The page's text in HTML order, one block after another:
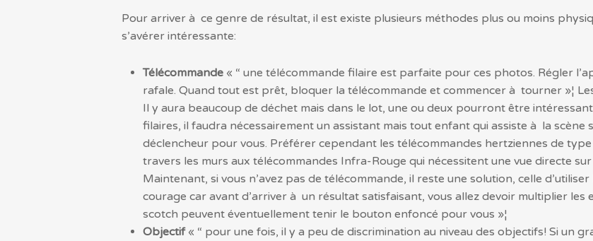
Pour arriver à ce genre de résultat, il est existe plusieurs méthodes plus ou moins
s’avérer intéressante:
Télécommande « “ une télécommande filaire est parfaite pour ces photos. Régler
rafale. Quand tout est prêt, bloquer la télécommande et commencer à tourner »¦
Il y aura beaucoup de déchet mais dans le lot, une ou deux pourront être
filaires, il faudra nécessairement un assistant mais tout enfant qui assiste à la scène
déclencheur pour vous. Préférer cependant les télécommandes hertziennes de
travers les murs aux télécommandes Infra-Rouge qui nécessitent une vue directe
Maintenant, si vous n’avez pas de télécommande, il reste une solution, celle
courage car avant d’arriver à un résultat satisfaisant, vous allez devoir multiplier les
scotch peuvent éventuellement tenir le bouton enfoncé pour vous »¦
Objectif« “ pour une fois, il y a peu de discrimination au niveau des objectifs! Si un